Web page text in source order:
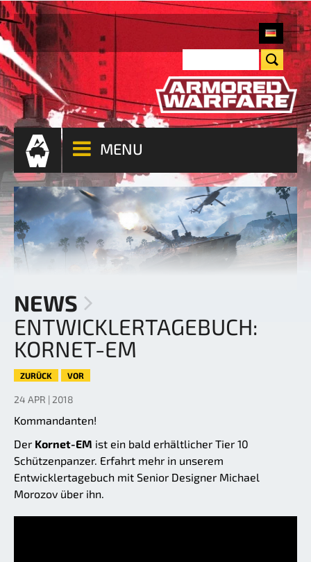
MENU
NEWS
ENTWICKLERTAGEBUCH:
KORNET-EM
ZURÜCK VOR
24 APR | 2018
Kommandanten!
Der Kornet-EM ist ein bald erhältlicher Tier 10
Schützenpanzer. Erfahrt mehr in unserem
Entwicklertagebuch mit Senior Designer Michael
Morozov über ihn.